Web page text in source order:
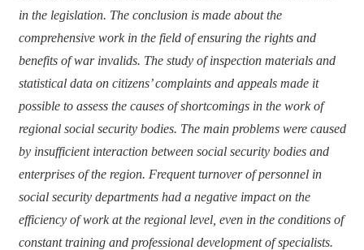
in the legislation. The conclusion is made about the
comprehensive work in the field of ensuring the rights and
benefits of war invalids. The study of inspection materials and
statistical data on citizens’ complaints and appeals made it
possible to assess the causes of shortcomings in the work of
regional social security bodies. The main problems were caused
by insufficient interaction between social security bodies and
enterprises of the region. Frequent turnover of personnel in
social security departments had a negative impact on the
efficiency of work at the regional level, even in the conditions of
constant training and professional development of specialists.